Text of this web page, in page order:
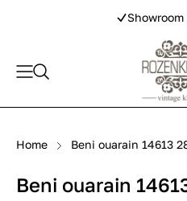
Home Beni ouarain 14613
Beni ouarain